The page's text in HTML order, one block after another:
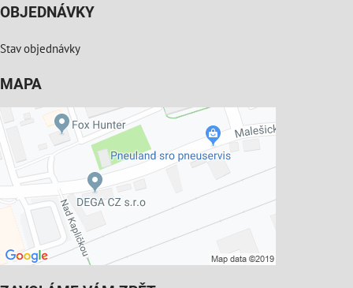
OBJEDNÁVKY
Stav objednávky
MAPA